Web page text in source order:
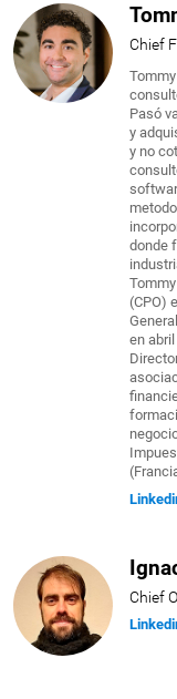
Chief
Pasó
y
y no
donde
(CPO)
en
Chief